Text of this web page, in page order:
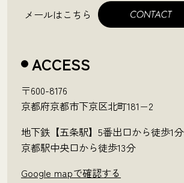
メールはこちら
ACCESS
〒600-8176
京都府京都市下京区北町181−2
地下鉄【五条駅】5番出口から徒歩1分
京都駅中央口から徒歩13分
Google mapで確認する